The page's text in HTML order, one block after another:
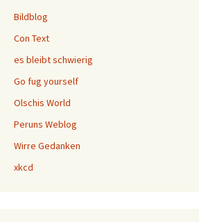
Bildblog
Con Text
es bleibt schwierig
Go fug yourself
Olschis World
Peruns Weblog
Wirre Gedanken
xkcd